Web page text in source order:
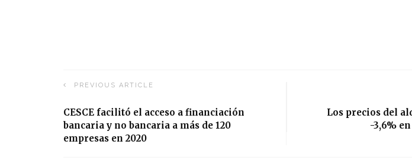
PREVIOUS ARTICLE
CESCE facilitó el acceso a financiación
bancaria y no bancaria a más de 120
empresas en 2020
Los precios del
-3,6%